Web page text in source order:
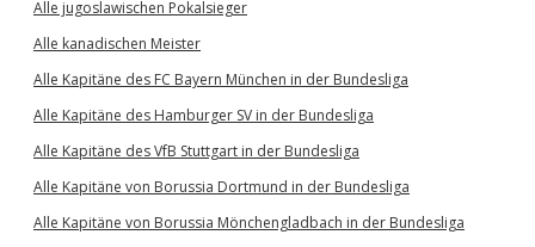
Alle jugoslawischen Pokalsieger
Alle kanadischen Meister
Alle Kapitäne des FC Bayern München in der Bundesliga
Alle Kapitäne des Hamburger SV in der Bundesliga
Alle Kapitäne des VfB Stuttgart in der Bundesliga
Alle Kapitäne von Borussia Dortmund in der Bundesliga
Alle Kapitäne von Borussia Mönchengladbach in der Bundesliga